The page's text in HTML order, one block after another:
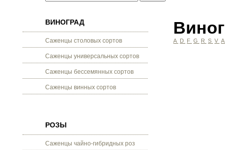
ВИНОГРАД
Саженцы столовых сортов
Саженцы универсальных сортов
Саженцы бессемянных сортов
Саженцы винных сортов
РОЗЫ
Саженцы чайно-гибридных роз
A D F G R S V